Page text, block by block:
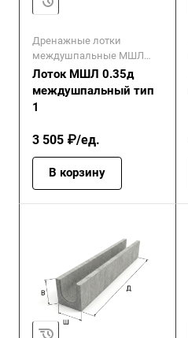
Дренажные лотки
междушпальные МШЛ
тип I
Лоток МШЛ 0.35д
междушпальный тип
1
3 505 ₽/ед.
В корзину